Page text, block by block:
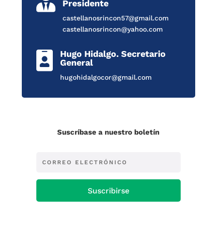
Presidente
castellanosrincon57@gmail.com
castellanosrincon@yahoo.com

Hugo Hidalgo. Secretario
General
hugohidalgocor@gmail.com
Suscríbase a nuestro boletín
Suscribirse